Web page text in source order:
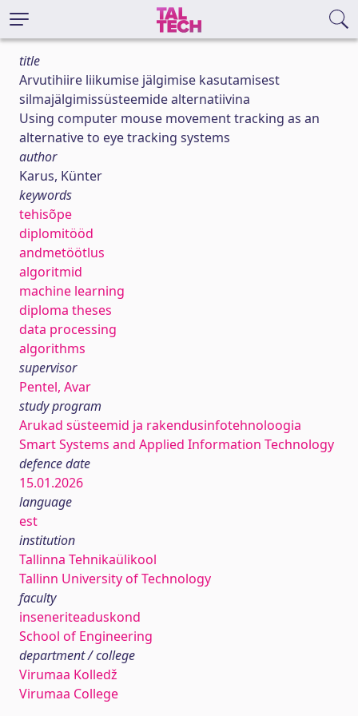
title
Arvutihiire liikumise jälgimise kasutamisest
silmajälgimissüsteemide alternatiivina
Using computer mouse movement tracking as an
alternative to eye tracking systems
author
Karus, Künter
keywords
tehisõpe
diplomitööd
andmetöötlus
algoritmid
machine learning
diploma theses
data processing
algorithms
supervisor
Pentel, Avar
study program
Arukad süsteemid ja rakendusinfotehnoloogia
Smart Systems and Applied Information Technology
defence date
15.01.2026
language
est
institution
Tallinna Tehnikaülikool
Tallinn University of Technology
faculty
inseneriteaduskond
School of Engineering
department / college
Virumaa Kolledž
Virumaa College